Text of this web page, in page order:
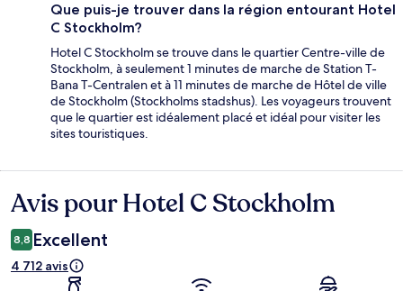
Que puis-je trouver dans la région entourant Hotel
C Stockholm?
Hotel C Stockholm se trouve dans le quartier Centre-ville de
Stockholm, à seulement 1 minutes de marche de Station T-
Bana T-Centralen et à 11 minutes de marche de Hôtel de ville
de Stockholm (Stockholms stadshus). Les voyageurs trouvent
que le quartier est idéalement placé et idéal pour visiter les
sites touristiques.
Avis
Avis pour Hotel C Stockholm
8,8 Excellent
4 712 avis